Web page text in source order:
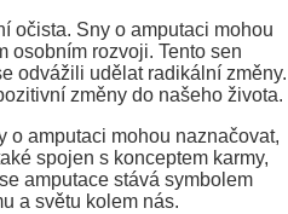
očista. Sny o amputaci mohou
osobním rozvoji. Tento sen
odvážili udělat radikální změny.
změny do našeho života.
o amputaci mohou naznačovat,
spojen s konceptem karmy,
amputace stává symbolem
a světu kolem nás.